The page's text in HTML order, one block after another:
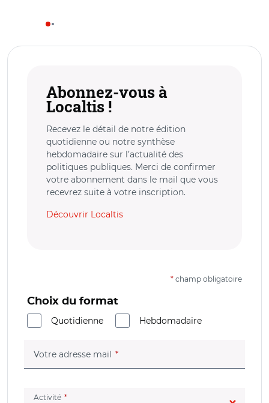
Abonnez-vous à
Localtis !
Recevez le détail de notre édition
quotidienne ou notre synthèse
hebdomadaire sur l’actualité des
politiques publiques. Merci de confirmer
votre abonnement dans le mail que vous
recevrez suite à votre inscription.
Découvrir Localtis
* champ obligatoire
Choix du format
Quotidienne
Hebdomadaire
Votre adresse mail (champ obligatoire)
Activité (champ obligatoire)